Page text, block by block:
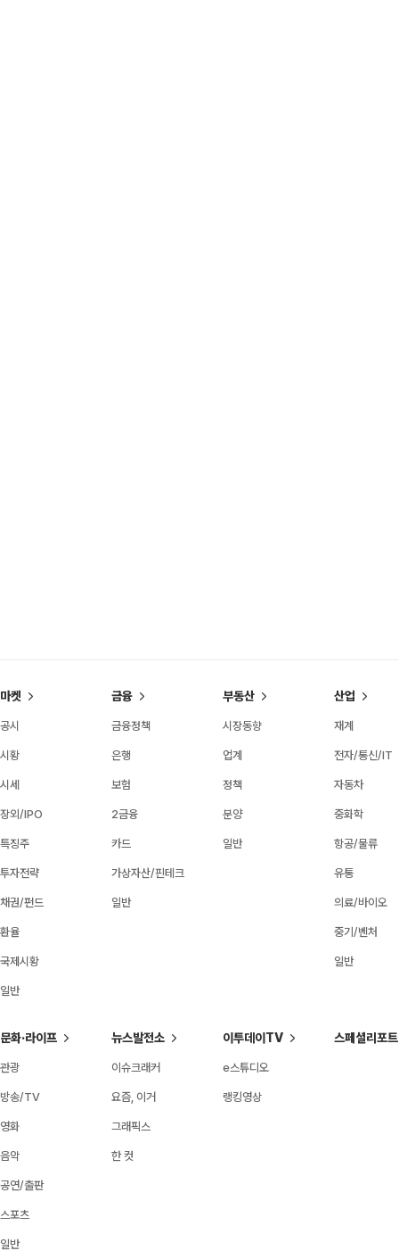
마켓
공시
시황
시세
장외/IPO
특징주
투자전략
채권/펀드
환율
국제시황
일반
금융
금융정책
은행
보험
2금융
카드
가상자산/핀테크
일반
부동산
시장동향
업계
정책
분양
일반
산업
재계
전자/통신/IT
자동차
중화학
항공/물류
유통
의료/바이오
중기/벤처
일반
문화·라이프
관광
방송/TV
영화
음악
공연/출판
스포츠
일반
뉴스발전소
이슈크래커
요즘, 이거
그래픽스
한 컷
이투데이TV
e스튜디오
랭킹영상
스페셜리포트